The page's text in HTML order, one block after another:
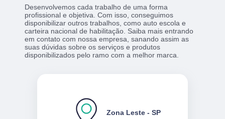
Desenvolvemos cada trabalho de uma forma
profissional e objetiva. Com isso, conseguimos
disponibilizar outros trabalhos, como auto escola e
carteira nacional de habilitação. Saiba mais entrando
em contato com nossa empresa, sanando assim as
suas dúvidas sobre os serviços e produtos
disponibilizados pelo ramo com a melhor marca.
Zona Leste - SP